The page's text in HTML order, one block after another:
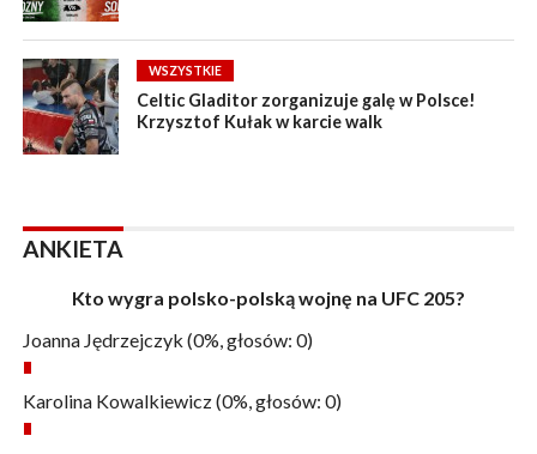
WSZYSTKIE
Celtic Gladitor zorganizuje galę w Polsce!
Krzysztof Kułak w karcie walk
ANKIETA
Kto wygra polsko-polską wojnę na UFC 205?
Joanna Jędrzejczyk (0%, głosów: 0)
Karolina Kowalkiewicz(0%, głosów: 0)